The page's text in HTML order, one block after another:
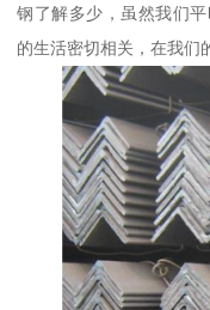
钢了解多少，虽然我们
的生活密切相关，在我们